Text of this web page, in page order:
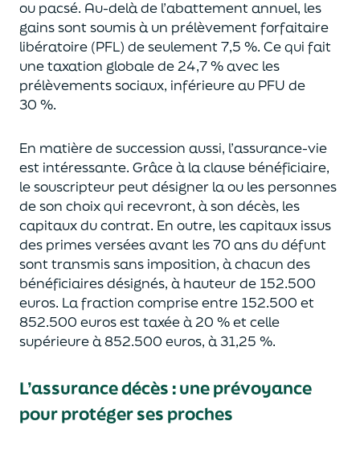
ou pacsé. Au-delàde l’abattement annuel, les
gains sont soumis à un prélèvement forfaitaire
libératoire (PFL) de seulement 7,5 %. Ce qui fait
une taxation globale de24,7 % avec les
prélèvements sociaux, inférieure au PFU de
30 %.
En matière de succession aussi, l’assurance-vie
est intéressante. Grâce à la clause bénéficiaire,
le souscripteur peut désigner la ou les personnes
de son choix qui recevront, à son décès, les
capitaux du contrat. En outre, les capitaux issus
des primes versées avant les 70 ans du défunt
sont transmis sans imposition, à chacun des
bénéficiaires désignés, à hauteur de 152.500
euros. La fraction comprise entre 152.500 et
852.500 eurosest taxée à 20 % et celle
supérieure à 852.500 euros, à 31,25 %.
L’assurance décès :une prévoyance
pour protéger ses proches